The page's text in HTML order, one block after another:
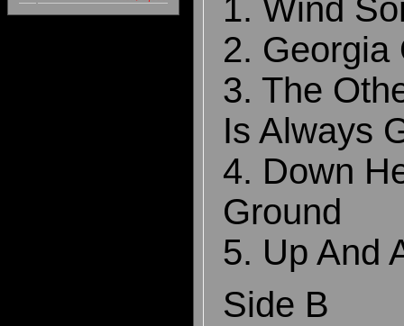
1. Wind
2. Georgia
3. The
Is Always
4. Down
Ground
5. Up And
Side B